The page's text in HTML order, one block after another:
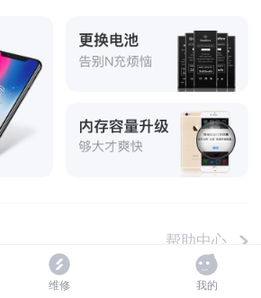
帮助中心
维修 我的